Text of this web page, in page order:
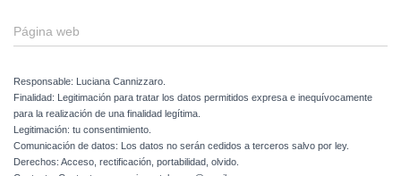
Página web
Responsable: Luciana Cannizzaro.
Finalidad: Legitimación para tratar los datos permitidos expresa e inequívocamente
para la realización de una finalidad legítima.
Legitimación: tu consentimiento.
Comunicación de datos: Los datos no serán cedidos a terceros salvo por ley.
Derechos: Acceso, rectificación, portabilidad, olvido.